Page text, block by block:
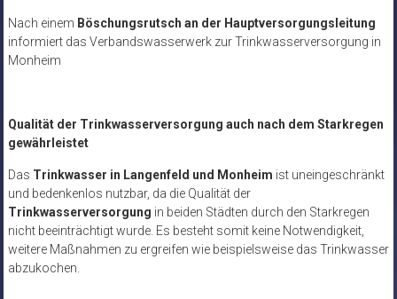
Nach einem Böschungsrutsch an der Hauptversorgungsleitung
informiert das Verbandswasserwerk zur Trinkwasserversorgung in
Monheim
Qualität der Trinkwasserversorgung auch nach dem Starkregen
gewährleistet
Das Trinkwasser in Langenfeld und Monheim ist uneingeschränkt
und bedenkenlos nutzbar, da die Qualität der
Trinkwasserversorgung in beiden Städten durch den Starkregen
nicht beeinträchtigt wurde. Es besteht somit keine Notwendigkeit,
weitere Maßnahmen zu ergreifen wie beispielsweise das Trinkwasser
abzukochen.